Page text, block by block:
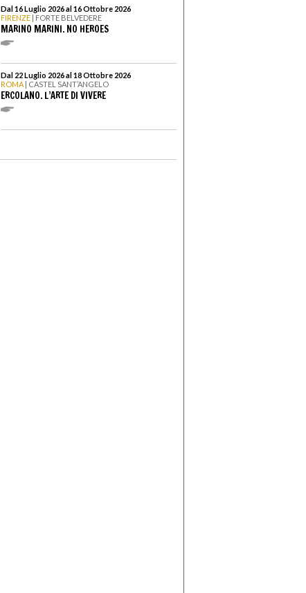
Dal 16 Luglio 2026 al 16 Ottobre 2026
FIRENZE | FORTE BELVEDERE
MARINO MARINI. NO HEROES
Dal 22 Luglio 2026 al 18 Ottobre 2026
ROMA | CASTEL SANT’ANGELO
ERCOLANO. L’ARTE DI VIVERE